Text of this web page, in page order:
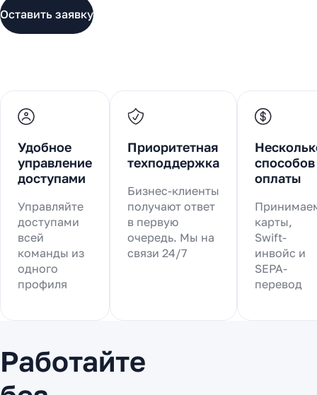
Оставить заявку
Удобное
управление
доступами
Управляйте
доступами
всей
команды из
одного
профиля
Приоритетная
техподдержка
Бизнес-клиенты
получают ответ
в первую
очередь. Мы на
связи 24/7
способов
оплаты
карты,
Swift-
инвойс и
SEPA-
перевод
Работайте